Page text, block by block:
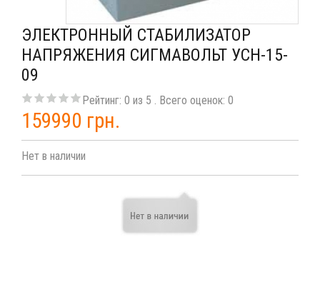
ЭЛЕКТРОННЫЙ СТАБИЛИЗАТОР
НАПРЯЖЕНИЯ СИГМАВОЛЬТ УСН-15-
09
Рейтинг: 0 из 5 . Всего оценок: 0
159990 грн.
Нет в наличии